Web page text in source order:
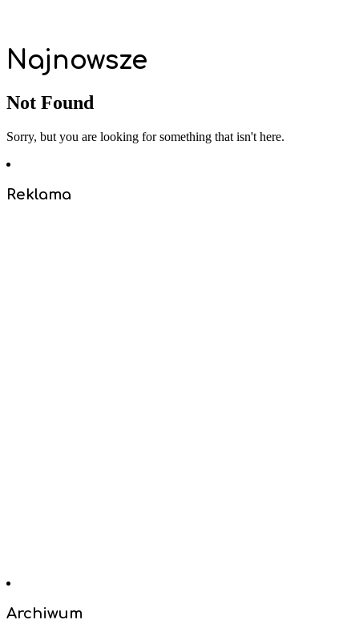
Najnowsze
Not Found
Sorry, but you are looking for something that isn't here.
Reklama
Archiwum